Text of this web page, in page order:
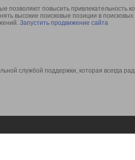
повысить привлекательность
высокие поисковые позиции в
Запустить продвижение сайта
службой поддержки, которая всегда